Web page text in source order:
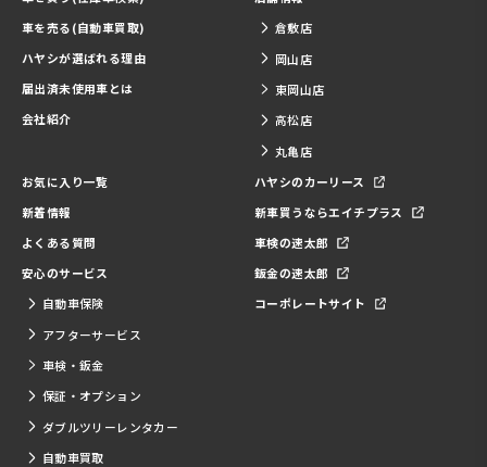
車を売る(自動車買取)
ハヤシが選ばれる理由
届出済未使用車とは
会社紹介
倉敷店
岡山店
東岡山店
高松店
丸亀店
お気に入り一覧
新着情報
よくある質問
安心のサービス
自動車保険
アフターサービス
車検・鈑金
保証・オプション
ダブルツリーレンタカー
自動車買取
ハヤシのカーリース
新車買うならエイチプラス
車検の速太郎
鈑金の速太郎
コーポレートサイト